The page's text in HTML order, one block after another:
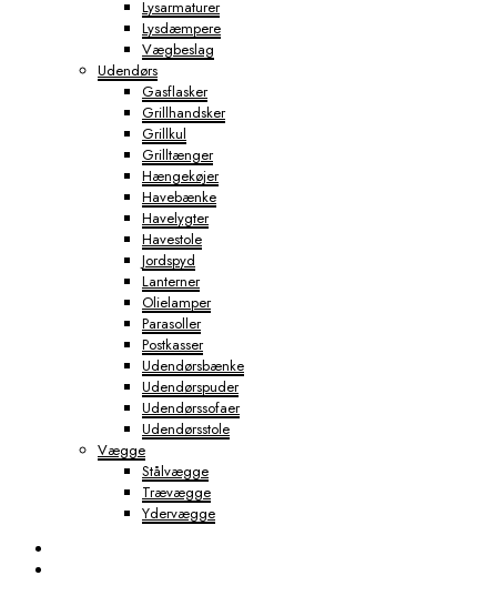
Lysarmaturer
Lysdæmpere
Vægbeslag
Udendørs
Gasflasker
Grillhandsker
Grillkul
Grilltænger
Hængekøjer
Havebænke
Havelygter
Havestole
Jordspyd
Lanterner
Olielamper
Parasoller
Postkasser
Udendørsbænke
Udendørspuder
Udendørssofaer
Udendørsstole
Vægge
Stålvægge
Trævægge
Ydervægge